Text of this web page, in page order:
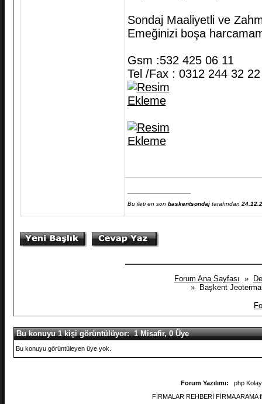
Sondaj Maaliyetli ve
Emeğinizi boşa
Gsm :532 425 06 11
Tel /Fax : 0312 244 32 22
Bu ileti en son baskentsondajtarafından
Forum Ana Sayfası »
» Başkent
Bu konuyu 1 kişi görüntülüyor: 1 Misafir, 0 Üye
Bu konuyu görüntüleyen üye yok.
Forum Yazılımı:
php
FİRMALAR REHBERİ FİRMA